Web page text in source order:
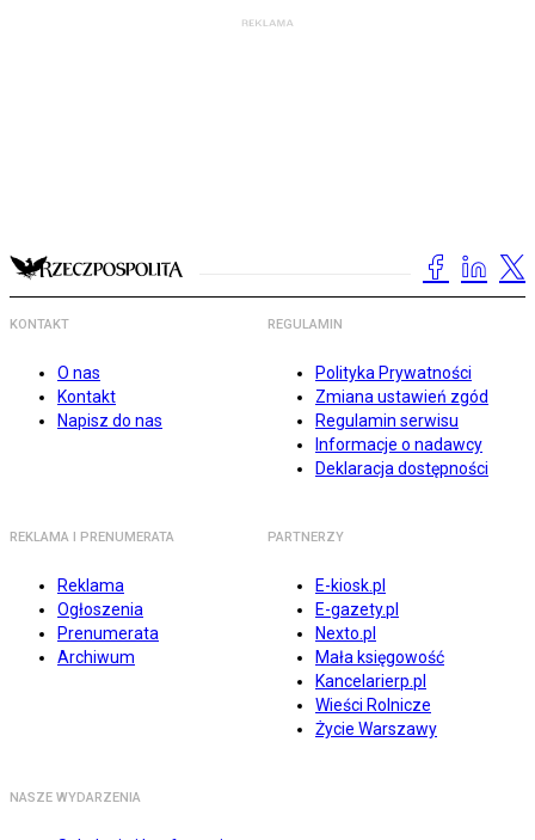
KONTAKT
O nas
Kontakt
Napisz do nas
REGULAMIN
Polityka Prywatności
Zmiana ustawień zgód
Regulamin serwisu
Informacje o nadawcy
Deklaracja dostępności
REKLAMA I PRENUMERATA
Reklama
Ogłoszenia
Prenumerata
Archiwum
PARTNERZY
E-kiosk.pl
E-gazety.pl
Nexto.pl
Mała księgowość
Kancelarierp.pl
Wieści Rolnicze
Życie Warszawy
NASZE WYDARZENIA